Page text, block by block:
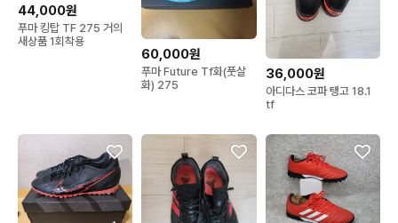
44,000원
푸마 킹탑 TF 275 거의
새상품 1회착용
60,000원
푸마 Future Tf화(풋살
화) 275
36,000원
아디다스 코파 탱고 18.1
tf